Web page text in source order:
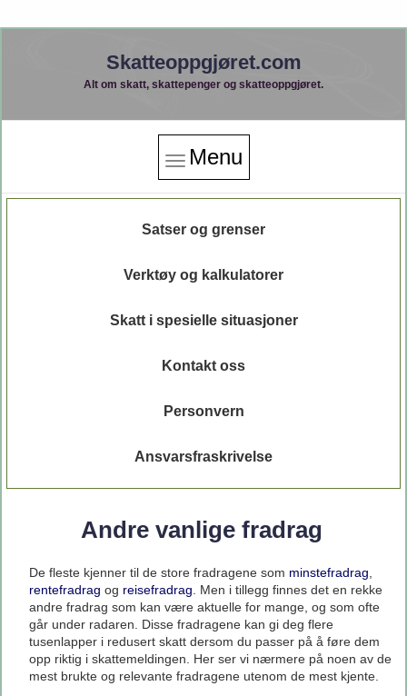
Skatteoppgjøret.com
Alt om skatt, skattepenger og skatteoppgjøret.
Menu
Satser og grenser
Verktøy og kalkulatorer
Skatt i spesielle situasjoner
Kontakt oss
Personvern
Ansvarsfraskrivelse
Andre vanlige fradrag
De fleste kjenner til de store fradragene som minstefradrag
rentefradrag og reisefradrag . Men i tillegg finnes det en rekke
andre fradrag som kan være aktuelle for mange, og som ofte
går under radaren. Disse fradragene kan gi deg flere
tusenlapper i redusert skatt dersom du passer på å føre dem
opp riktig i skattemeldingen. Her ser vi nærmere på noen av de
mest brukte og relevante fradragene utenom de mest kjente.